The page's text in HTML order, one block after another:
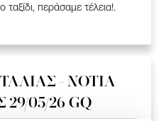
περάσαμε τέλεια!.
- ΝΟΤΙΑ
05/26 GQ